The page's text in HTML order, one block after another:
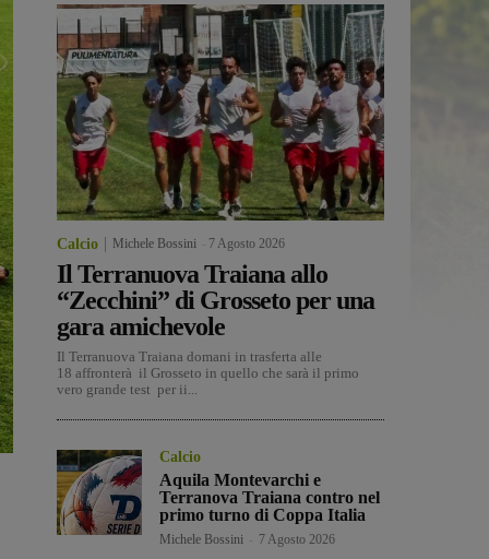
Calcio Michele Bossini 7 Agosto 2026
Il Terranuova Traiana allo
“Zecchini” di Grosseto per una
gara amichevole
Il Terranuova Traiana domani in trasferta alle
18 affronterà il Grosseto in quello che sarà il primo
vero grande test per ii...
Calcio
Aquila Montevarchi e
Terranova Traiana contro nel
primo turno di Coppa Italia
Michele Bossini 7 Agosto 2026